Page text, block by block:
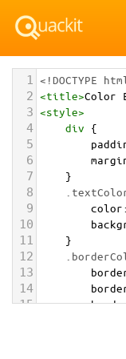
1 <!DOCTYPE
2 <title>Color
3 <style>
4 div {
5
6
7 }
8
9 color
10
11 }
12
13
14
15